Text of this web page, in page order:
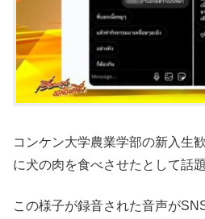
コンケン大学農業学部の新入生歓
に犬の肉を食べさせたとして話
この様子が録音された音声が